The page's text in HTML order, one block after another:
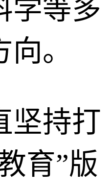
学等多
。
坚持打
育”版